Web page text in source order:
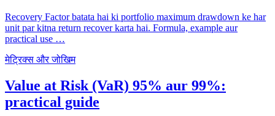
Recovery Factor batata hai ki portfolio maximum drawdown ke har
unit par kitna return recover karta hai. Formula, example aur
practical use …
मेट्रिक्स और जोखिम
Value at Risk (VaR) 95% aur 99%:
practical guide